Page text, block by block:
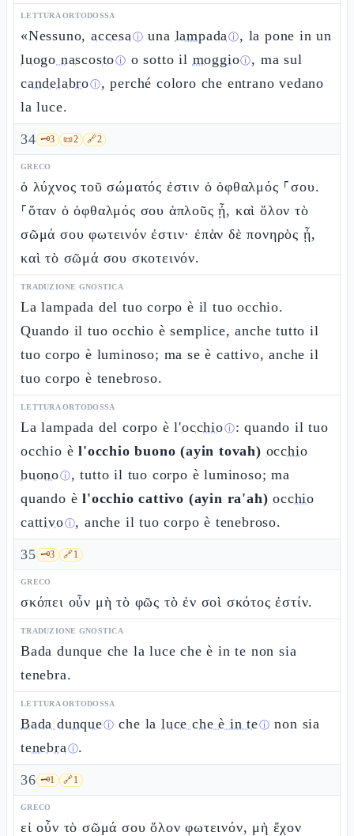
LETTURA ORTODOSSA
«Nessuno,accesaⓘ una lampadaⓘ, la pone in un
luogo nascostoⓘ o sotto il moggioⓘ, ma sul
candelabroⓘ, perché coloro che entrano vedano
la luce.
34 🗝️3 📜2 🔗2
GRECO
ὁ λύχνος τοῦ σώματός ἐστιν ὁ ὀφθαλμός ⸀σου.
⸀ὅταν ὁ ὀφθαλμός σου ἁπλοῦς ᾖ, καὶ ὅλον τὸ
σῶμά σου φωτεινόν ἐστιν· ἐπὰν δὲ πονηρὸς ᾖ,
καὶ τὸ σῶμά σου σκοτεινόν.
TRADUZIONE GNOSTICA
La lampada del tuo corpo è il tuo occhio.
Quando il tuo occhio è semplice, anche tutto il
tuo corpo è luminoso; ma se è cattivo, anche il
tuo corpo è tenebroso.
LETTURA ORTODOSSA
La lampada del corpo è l'occhioⓘ: quando il tuo
occhio èl'occhio buono (ayin tovah) occhio
buonoⓘ, tutto il tuo corpo è luminoso; ma
quando èl'occhio cattivo (ayin ra'ah) occhio
cattivoⓘ, anche il tuo corpo è tenebroso.
35 🗝️3 🔗1
GRECO
σκόπει οὖν μὴ τὸ φῶς τὸ ἐν σοὶ σκότος ἐστίν.
TRADUZIONE GNOSTICA
Bada dunque che la luce che è in te non sia
tenebra.
LETTURA ORTODOSSA
Bada dunqueⓘ che laluce che è in teⓘ non sia
tenebraⓘ.
36 🗝️1 🔗1
GRECO
εἰ οὖν τὸ σῶμά σου ὅλον φωτεινόν, μὴ ἔχον